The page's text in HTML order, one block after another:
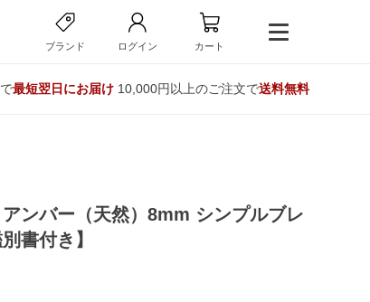
ブランド ログイン カート
最短翌日にお届け10,000円以上のご注文で送料無料
アンバー（天然）8mm シンプルブレ
書付き】